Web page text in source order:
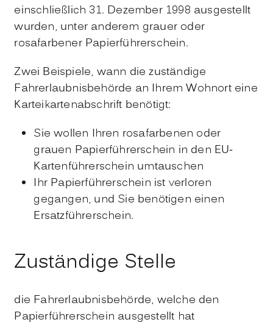
einschließlich 31. Dezember 1998 ausgestellt
wurden, unter anderem grauer oder
rosafarbener Papierführerschein.
Zwei Beispiele, wann die zuständige
Fahrerlaubnisbehörde an Ihrem Wohnort eine
Karteikartenabschrift benötigt:
Sie wollen Ihren rosafarbenen oder
grauen Papierführerschein in den EU-
Kartenführerschein umtauschen
Ihr Papierführerschein ist verloren
gegangen, und Sie benötigen einen
Ersatzführerschein.
Zuständige Stelle
die Fahrerlaubnisbehörde, welche den
Papierführerschein ausgestellt hat